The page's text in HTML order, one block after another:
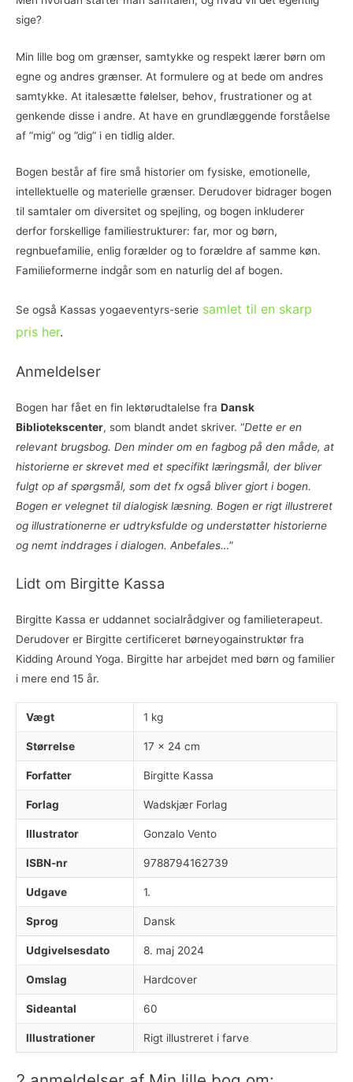
sige?
Min lille bog om grænser, samtykke og respekt lærer børn om
egne og andres grænser. At formulere og at bede om andres
samtykke. At italesætte følelser, behov, frustrationer og at
genkende disse i andre. At have en grundlæggende forståelse
af ”mig” og ”dig” i en tidlig alder.
Bogen består af fire små historier om fysiske, emotionelle,
intellektuelle og materielle grænser. Derudover bidrager bogen
til samtaler om diversitet og spejling, og bogen inkluderer
derfor forskellige familiestrukturer: far, mor og børn,
regnbuefamilie, enlig forælder og to forældre af samme køn.
Familieformerne indgår som en naturlig del af bogen.
Se også Kassas yogaeventyrs-serie samlet til en skarp
pris her.
Anmeldelser
Bogen har fået en fin lektørudtalelse fra Dansk
Bibliotekscenter, som blandt andet skriver. “Dette er en
relevant brugsbog. Den minder om en fagbog på den måde, at
historierne er skrevet med et specifikt læringsmål, der bliver
fulgt op af spørgsmål, som det fx også bliver gjort i bogen.
Bogen er velegnet til dialogisk læsning. Bogen er rigt illustreret
og illustrationerne er udtryksfulde og understøtter historierne
og nemt inddrages i dialogen. Anbefales…”
Lidt om Birgitte Kassa
Birgitte Kassa er uddannet socialrådgiver og familieterapeut.
Derudover er Birgitte certificeret børneyogainstruktør fra
Kidding Around Yoga. Birgitte har arbejdet med børn og familier
i mere end 15 år.
Vægt 1 kg
Størrelse 17 × 24 cm
Forfatter Birgitte Kassa
Forlag Wadskjær Forlag
Illustrator Gonzalo Vento
ISBN-nr 9788794162739
Udgave 1.
Sprog Dansk
Udgivelsesdato 8. maj 2024
Omslag Hardcover
Sideantal 60
Illustrationer Rigt illustreret i farve